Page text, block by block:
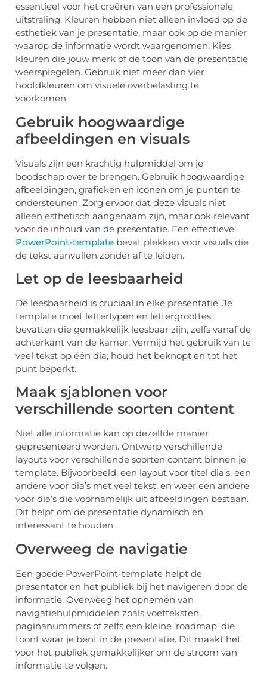
essentieel voor het creëren van een professionele
uitstraling. Kleuren hebben niet alleen invloed op de
esthetiek van je presentatie, maar ook op de manier
waarop de informatie wordt waargenomen. Kies
kleuren die jouw merk of de toon van de presentatie
weerspiegelen. Gebruik niet meer dan vier
hoofdkleuren om visuele overbelasting te
voorkomen.
Gebruik hoogwaardige
afbeeldingen en visuals
Visuals zijn een krachtig hulpmiddel om je
boodschap over te brengen. Gebruik hoogwaardige
afbeeldingen, grafieken en iconen om je punten te
ondersteunen. Zorg ervoor dat deze visuals niet
alleen esthetisch aangenaam zijn, maar ook relevant
voor de inhoud van de presentatie. Een effectieve
PowerPoint-template bevat plekken voor visuals die
de tekst aanvullen zonder af te leiden.
Let op de leesbaarheid
De leesbaarheid is cruciaal in elke presentatie. Je
template moet lettertypen en lettergroottes
bevatten die gemakkelijk leesbaar zijn, zelfs vanaf de
achterkant van de kamer. Vermijd het gebruik van te
veel tekst op één dia; houd het beknopt en tot het
punt beperkt.
Maak sjablonen voor
verschillende soorten content
Niet alle informatie kan op dezelfde manier
gepresenteerd worden. Ontwerp verschillende
layouts voor verschillende soorten content binnen je
template. Bijvoorbeeld, een layout voor titel dia’s, een
andere voor dia’s met veel tekst, en weer een andere
voor dia’s die voornamelijk uit afbeeldingen bestaan.
Dit helpt om de presentatie dynamisch en
interessant te houden.
Overweeg de navigatie
Een goede PowerPoint-template helpt de
presentator en het publiek bij het navigeren door de
informatie. Overweeg het opnemen van
navigatiehulpmiddelen zoals voetteksten,
paginanummers of zelfs een kleine ‘roadmap’ die
toont waar je bent in de presentatie. Dit maakt het
voor het publiek gemakkelijker om de stroom van
informatie te volgen.